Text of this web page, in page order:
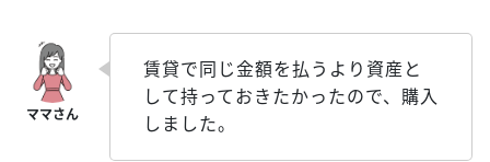
賃貸で同じ金額を払うより資産と
して持っておきたかったので、購入
しました。